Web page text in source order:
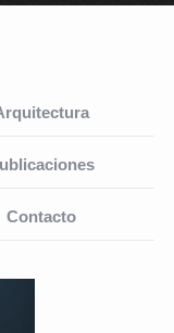
Contacto